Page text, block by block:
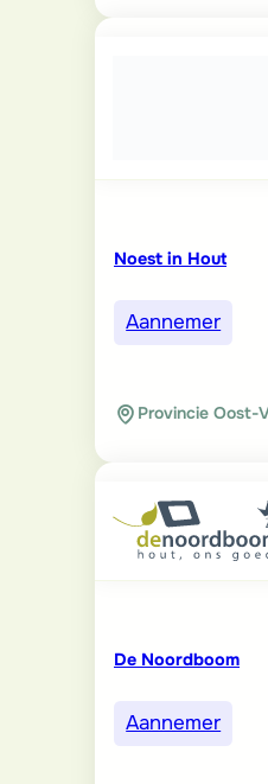
Noest in Hout
Aannemer
Provincie Oost-
De Noordboom
Aannemer